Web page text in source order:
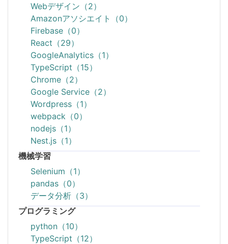
Webデザイン（2）
Amazonアソシエイト（0）
Firebase（0）
React（29）
GoogleAnalytics（1）
TypeScript（15）
Chrome（2）
Google Service（2）
Wordpress（1）
webpack（0）
nodejs（1）
Nest.js（1）
機械学習
Selenium（1）
pandas（0）
データ分析（3）
プログラミング
python（10）
TypeScript（12）